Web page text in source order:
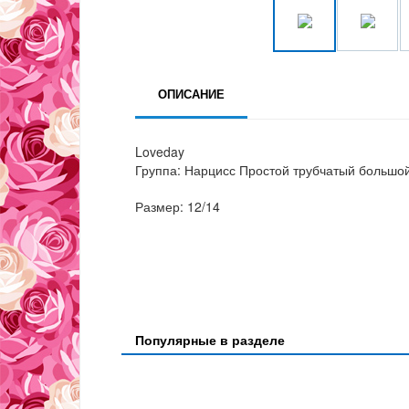
ОПИСАНИЕ
Loveday
Группа: Нарцисс Простой трубчатый
Размер: 12/14
Популярные в разделе